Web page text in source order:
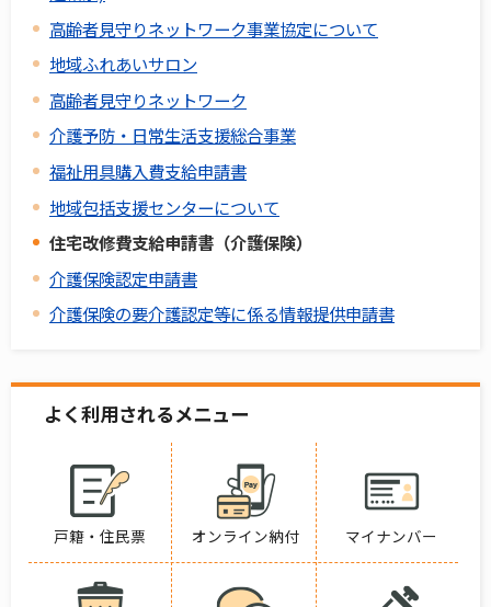
高齢者見守りネットワーク事業協定について
地域ふれあいサロン
高齢者見守りネットワーク
介護予防・日常生活支援総合事業
福祉用具購入費支給申請書
地域包括支援センターについて
住宅改修費支給申請書（介護保険）
介護保険認定申請書
介護保険の要介護認定等に係る情報提供申請書
よく利用されるメニュー
戸籍・住民票 オンライン納付 マイナンバー